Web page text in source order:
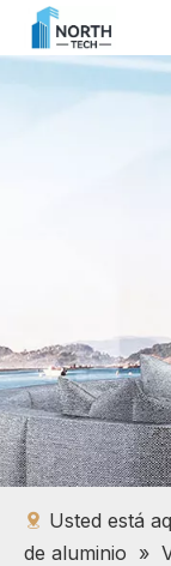
Usted está
de aluminio »